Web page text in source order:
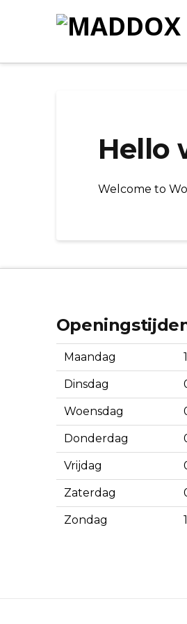
Hello
Welcome to
Maandag
Dinsdag
Woensdag
Donderdag
Vrijdag
Zaterdag
Zondag